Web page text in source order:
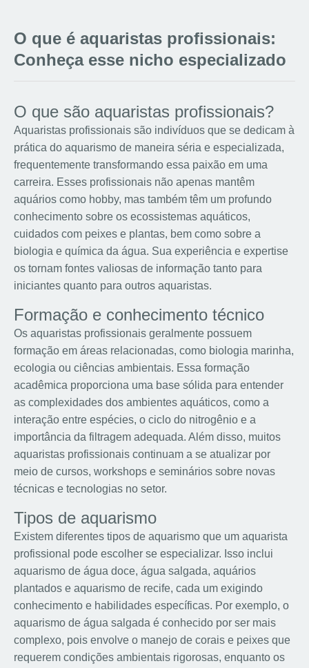
O que é aquaristas profissionais:
Conheça esse nicho especializado
O que são aquaristas profissionais?
Aquaristas profissionais são indivíduos que se dedicam à
prática do aquarismo de maneira séria e especializada,
frequentemente transformando essa paixão em uma
carreira. Esses profissionais não apenas mantêm
aquários como hobby, mas também têm um profundo
conhecimento sobre os ecossistemas aquáticos,
cuidados com peixes e plantas, bem como sobre a
biologia e química da água. Sua experiência e expertise
os tornam fontes valiosas de informação tanto para
iniciantes quanto para outros aquaristas.
Formação e conhecimento técnico
Os aquaristas profissionais geralmente possuem
formação em áreas relacionadas, como biologia marinha,
ecologia ou ciências ambientais. Essa formação
acadêmica proporciona uma base sólida para entender
as complexidades dos ambientes aquáticos, como a
interação entre espécies, o ciclo do nitrogênio e a
importância da filtragem adequada. Além disso, muitos
aquaristas profissionais continuam a se atualizar por
meio de cursos, workshops e seminários sobre novas
técnicas e tecnologias no setor.
Tipos de aquarismo
Existem diferentes tipos de aquarismo que um aquarista
profissional pode escolher se especializar. Isso inclui
aquarismo de água doce, água salgada, aquários
plantados e aquarismo de recife, cada um exigindo
conhecimento e habilidades específicas. Por exemplo, o
aquarismo de água salgada é conhecido por ser mais
complexo, pois envolve o manejo de corais e peixes que
requerem condições ambientais rigorosas, enquanto os